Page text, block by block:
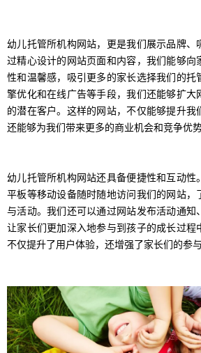
幼儿托管所机构网站，更是我们展示品牌、
过精心设计的网站页面和内容，我们能够向
性和温馨感，吸引更多的家长选择我们的托
擎优化和在线广告等手段，我们还能够扩大
的潜在客户。这样的网站，不仅能够提升我
还能够为我们带来更多的商业机会和竞争优势
幼儿托管所机构网站还具备便捷性和互动性
平板等移动设备随时随地访问我们的网站，
与活动。我们还可以通过网站发布活动通知
让家长们更加深入地参与到孩子的成长过程
不仅提升了用户体验，还增强了家长们的参